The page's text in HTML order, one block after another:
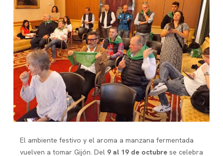
El ambiente festivo y el aroma a manzana fermentada
vuelven a tomar Gijón. Del 9 al 19 de octubre se celebra